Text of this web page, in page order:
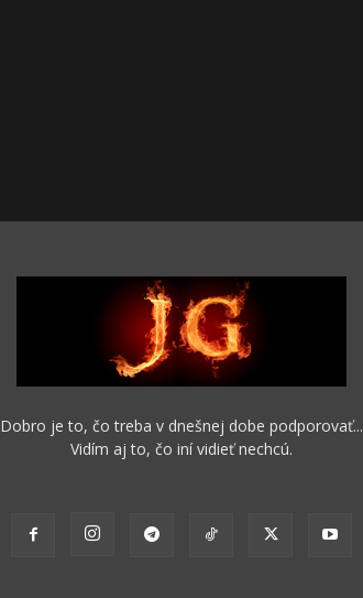
Dobro je to, čo treba v dnešnej dobe podporovať...
Vidím aj to, čo iní vidieť nechcú.